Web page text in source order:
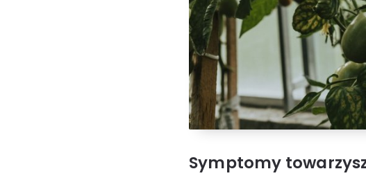
Symptomy